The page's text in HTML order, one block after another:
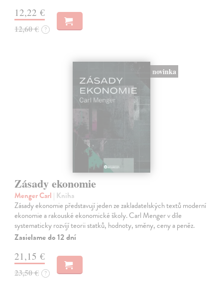
12,22 €
12,60 € ?
novinka
Zásady ekonomie
Menger Carl | Kniha
Zásady ekonomie představují jeden ze zakladatelských textů moderní
ekonomie a rakouské ekonomické školy. Carl Menger v díle
systematicky rozvíjí teorii statků, hodnoty, směny, ceny a peněz.
Zasielame do 12 dní
21,15 €
23,50 € ?